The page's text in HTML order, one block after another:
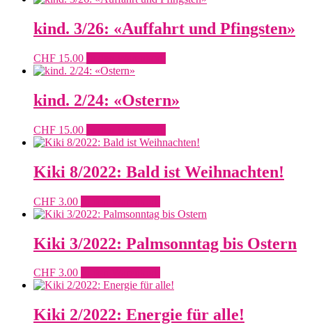
kind. 3/26: «Auffahrt und Pfingsten»
CHF 15.00
kind. 2/24: «Ostern»
CHF 15.00
Kiki 8/2022: Bald ist Weihnachten!
CHF 3.00
Kiki 3/2022: Palmsonntag bis Ostern
CHF 3.00
Kiki 2/2022: Energie für alle!